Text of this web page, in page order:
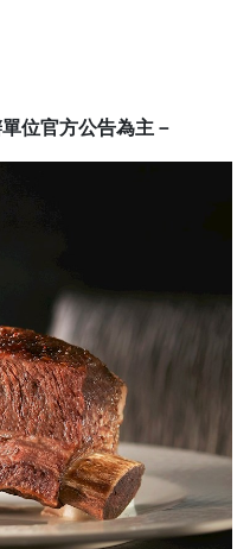
位官方公告為主－